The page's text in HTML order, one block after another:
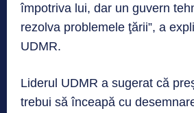
împotriva lui, dar un guvern
rezolva problemele ţării”, a
UDMR.
Liderul UDMR a sugerat că
trebui să înceapă cu